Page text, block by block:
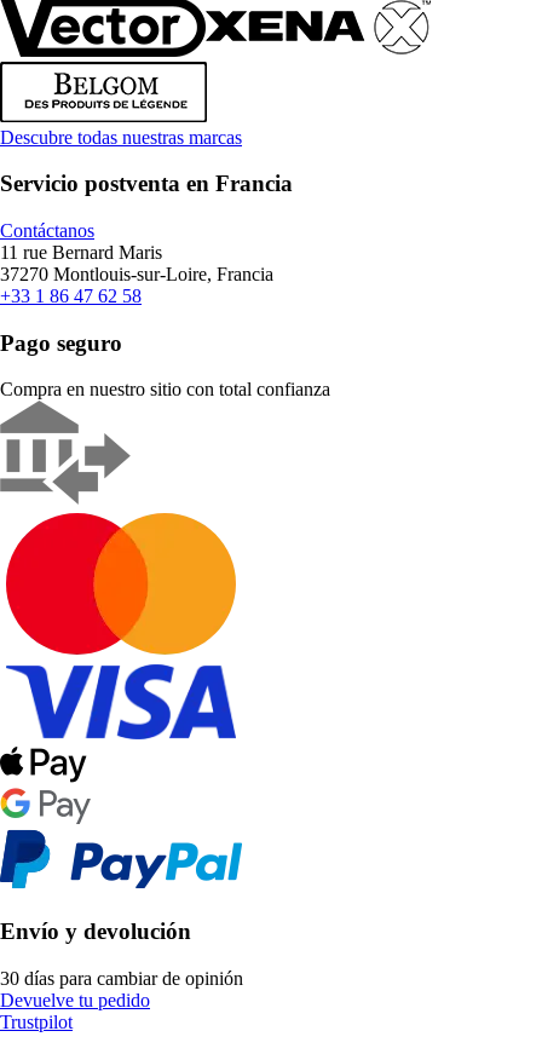
Descubre todas nuestras marcas
Servicio postventa en Francia
Contáctanos
11 rue Bernard Maris
37270 Montlouis-sur-Loire, Francia
+33 1 86 47 62 58
Pago seguro
Compra en nuestro sitio con total confianza
Envío y devolución
30 días para cambiar de opinión
Devuelve tu pedido
Trustpilot